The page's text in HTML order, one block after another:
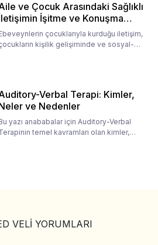
ve Çocuk Arasındaki Sağlıklı
İşitme ve Konuşma
Rolü
çocuklarıyla kurduğu iletişim,
kişilik gelişiminde ve sosyal-
Verbal Terapi: Kimler,
ve Nedenler
yazı anababalar için Auditory-Verbal
temel kavramları olan kimler,
VELİ YORUMLARI